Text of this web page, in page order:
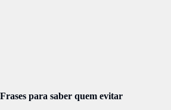
Frases para saber quem evitar